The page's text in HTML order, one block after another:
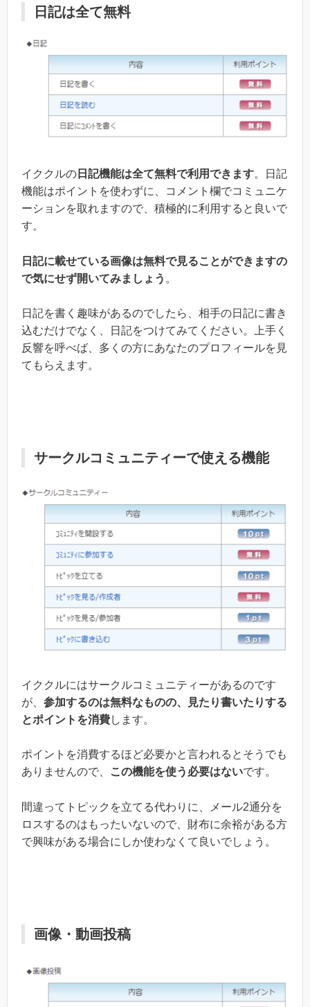
日記は全て無料
イククルの 日記機能は全て無料で利用できます。日記
機能はポイントを使わずに、コメント欄でコミュニケ
ーションを取れますので、積極的に利用すると良いで
す。
日記に載せている画像は無料で見ることができますの
で気にせず開いてみましょう 。
日記を書く趣味があるのでしたら、相手の日記に書き
込むだけでなく、日記をつけてみてください。上手く
反響を呼べば、多くの方にあなたのプロフィールを見
てもらえます。
サークルコミュニティーで使える機能
イククルにはサークルコミュニティーがあるのです
が、 参加するのは無料なものの、見たり書いたりする
とポイントを消費します。
ポイントを消費するほど必要かと言われるとそうでも
ありませんので、
この機能を使う必要はないです。
間違ってトピックを立てる代わりに、メール2通分を
ロスするのはもったいないので、財布に余裕がある方
で興味がある場合にしか使わなくて良いでしょう。
画像・動画投稿